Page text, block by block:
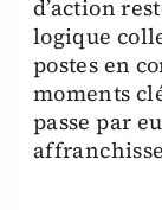
d’action
logique
postes en
moments
passe par